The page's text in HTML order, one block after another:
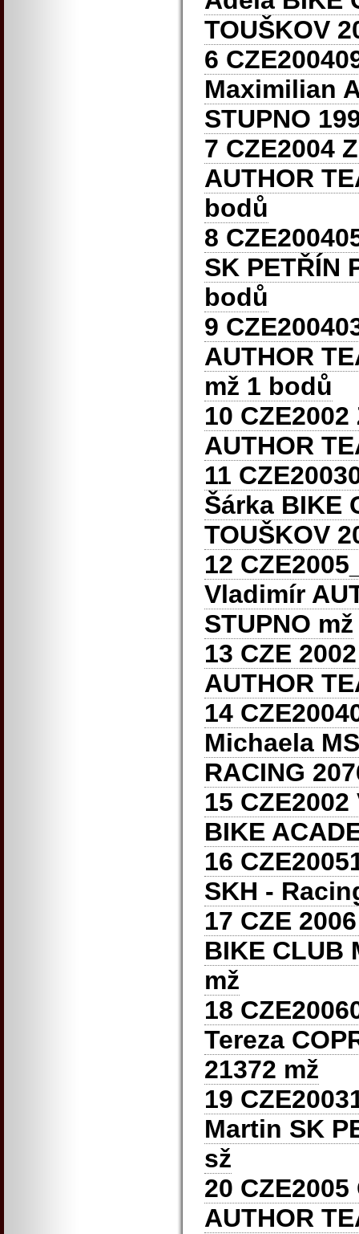
TOUŠKOV
6
Maximilian
STUPNO
7 CZE2004
AUTHOR
bodů
8
SK PETŘÍN
bodů
9
AUTHOR
mž 1 bodů
10
AUTHOR
11
Šárka BIKE
TOUŠKOV
12
Vladimír
STUPNO mž
13 CZE
AUTHOR
14
Michaela
RACING
15
BIKE
16
SKH -
17 CZE
BIKE CLUB
mž
18
Tereza
21372 mž
19
Martin SK
sž
20
AUTHOR